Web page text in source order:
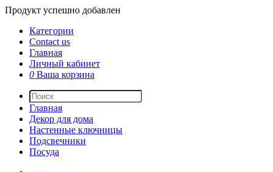
Продукт успешно добавлен
Категории
Contact us
Главная
Личный кабинет
0 Ваша корзина
Главная
Декор для дома
Настенные ключницы
Подсвечники
Посуда